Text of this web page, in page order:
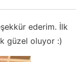
ederim. İlk
güzel oluyor :)